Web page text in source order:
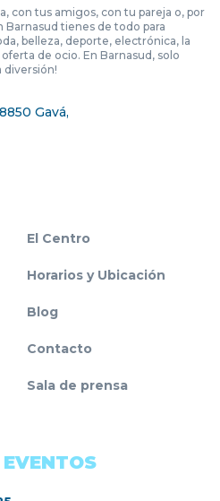
con tus amigos, con tu pareja o, por
Barnasud tienes de todo para
belleza, deporte, electrónica, la
de ocio. En Barnasud, solo
diversión!
Gavá,
El Centro
Horarios y Ubicación
Blog
Contacto
Sala de prensa